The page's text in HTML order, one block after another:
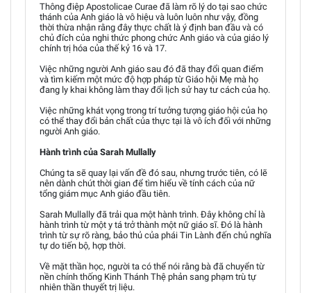
Thông điệp Apostolicae Curae đã làm rõ lý do tại sao chức
thánh của Anh giáo là vô hiệu và luôn luôn như vậy, đồng
thời thừa nhận rằng đây thực chất là ý định ban đầu và có
chủ đích của nghi thức phong chức Anh giáo và của giáo lý
chính trị hóa của thế kỷ 16 và 17.
Việc những người Anh giáo sau đó đã thay đổi quan điểm
và tìm kiếm một mức độ hợp pháp từ Giáo hội Mẹ mà họ
đang ly khai không làm thay đổi lịch sử hay tư cách của họ.
Việc những khát vọng trong trí tưởng tượng giáo hội của họ
có thể thay đổi bản chất của thực tại là vô ích đối với những
người Anh giáo.
Hành trình của Sarah Mullally
Chúng ta sẽ quay lại vấn đề đó sau, nhưng trước tiên, có lẽ
nên dành chút thời gian để tìm hiểu về tính cách của nữ
tổng giám mục Anh giáo đầu tiên.
Sarah Mullally đã trải qua một hành trình. Đây không chỉ là
hành trình từ một y tá trở thành một nữ giáo sĩ. Đó là hành
trình từ sự rõ ràng, bảo thủ của phái Tin Lành đến chủ nghĩa
tự do tiến bộ, hợp thời.
Về mặt thần học, người ta có thể nói rằng bà đã chuyển từ
nền chính thống Kinh Thánh Thệ phản sang phạm trù tự
nhiên thần thuyết trị liệu.